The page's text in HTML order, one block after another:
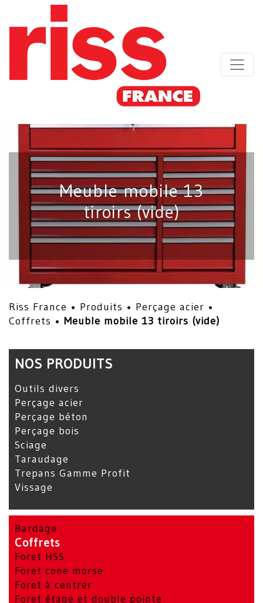
Meuble mobile 13
tiroirs (vide)
Riss France • Produits • Perçage acier •
Coffrets • Meuble mobile 13 tiroirs (vide)
NOS PRODUITS
Outils divers
Perçage acier
Perçage béton
Perçage bois
Sciage
Taraudage
Trepans Gamme Profit
Vissage
Bardage
Coffrets
Foret HSS
Foret cone morse
Foret à centrer
Foret étage et double pointe